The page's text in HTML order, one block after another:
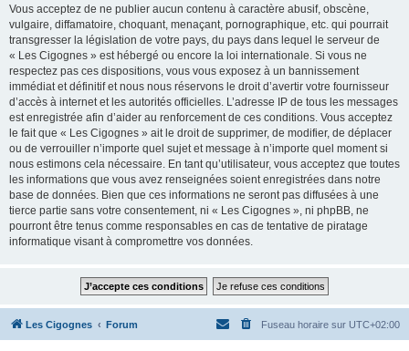
Vous acceptez de ne publier aucun contenu à caractère abusif, obscène,
vulgaire, diffamatoire, choquant, menaçant, pornographique, etc. qui pourrait
transgresser la législation de votre pays, du pays dans lequel le serveur de
« Les Cigognes » est hébergé ou encore la loi internationale. Si vous ne
respectez pas ces dispositions, vous vous exposez à un bannissement
immédiat et définitif et nous nous réservons le droit d’avertir votre fournisseur
d’accès à internet et les autorités officielles. L’adresse IP de tous les messages
est enregistrée afin d’aider au renforcement de ces conditions. Vous acceptez
le fait que « Les Cigognes » ait le droit de supprimer, de modifier, de déplacer
ou de verrouiller n’importe quel sujet et message à n’importe quel moment si
nous estimons cela nécessaire. En tant qu’utilisateur, vous acceptez que toutes
les informations que vous avez renseignées soient enregistrées dans notre
base de données. Bien que ces informations ne seront pas diffusées à une
tierce partie sans votre consentement, ni « Les Cigognes », ni phpBB, ne
pourront être tenus comme responsables en cas de tentative de piratage
informatique visant à compromettre vos données.
Les Cigognes Forum Fuseau horaire sur UTC+02:00